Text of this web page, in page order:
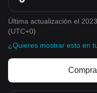
Última actualización el
(UTC+0)
¿Quieres mostrar esto en